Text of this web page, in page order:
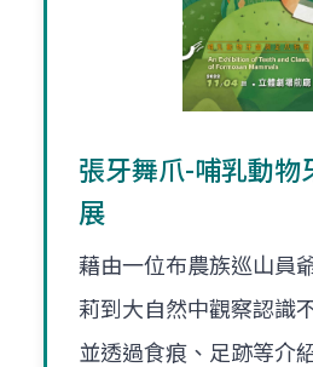
張牙舞爪-哺乳動物
展
藉由一位布農族巡山員
莉到大自然中觀察認識
並透過食痕、足跡等介